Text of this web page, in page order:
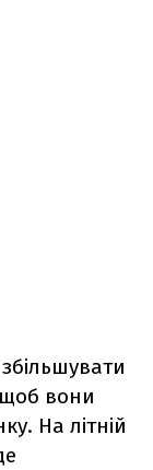
щоб вони
На літній